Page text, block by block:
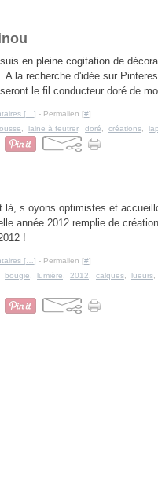
en pleine cogitation de
A la recherche d'idée sur
seront le fil conducteur doré de
[ ] - Permalien [#]
laine à feutrer, doré créations
là, s oyons optimistes et
année 2012 remplie de
!
[ ] - Permalien [#]
bougie lumière 2012 calques lueurs